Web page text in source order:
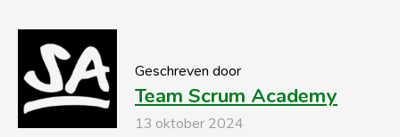
Geschreven door
Team Scrum Academy
13 oktober 2024